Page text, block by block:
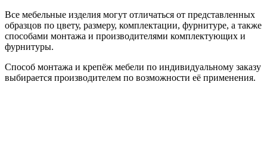
Все мебельные изделия могут отличаться от представленных
образцов по цвету, размеру, комплектации, фурнитуре, а также
способами монтажа и производителями комплектующих и
фурнитуры.
Способ монтажа и крепёж мебели по индивидуальному заказу
выбирается производителем по возможности её применения.